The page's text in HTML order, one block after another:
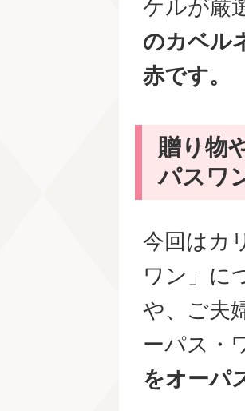
ケルが厳
のカベル
赤です。
贈り物
パスワ
今回はカ
ワン」に
や、ご夫
ーパス・
をオーパ